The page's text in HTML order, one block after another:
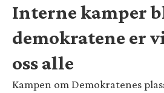
Interne kamper
demokratene er
oss alle
Kampen om Demokratenes